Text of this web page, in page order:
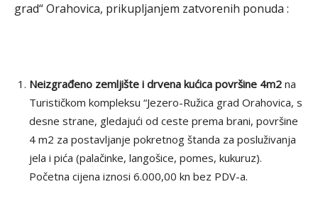
grad“ Orahovica, prikupljanjem zatvorenih ponuda :
Neizgrađeno zemljište i drvena kućica površine 4m2 na
Turističkom kompleksu “Jezero-Ružica grad Orahovica, s
desne strane, gledajući od ceste prema brani, površine
4 m2 za postavljanje pokretnog štanda za posluživanja
jela i pića (palačinke, langošice, pomes, kukuruz).
Početna cijena iznosi 6.000,00 kn bez PDV-a.